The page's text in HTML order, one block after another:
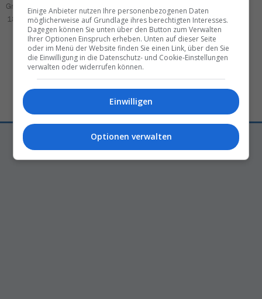
Gregor Waser
18.03.2026 – 08:11
12.05.2026 – 09:08
Einige Anbieter nutzen Ihre personenbezogenen Daten
möglicherweise auf Grundlage ihres berechtigten Interesses.
Dagegen können Sie unten über den Button zum Verwalten
Ihrer Optionen Einspruch erheben. Unten auf dieser Seite
oder im Menü der Website finden Sie einen Link, über den Sie
die Einwilligung in die Datenschutz- und Cookie-Einstellungen
verwalten oder widerrufen können.
Einwilligen
Optionen verwalten